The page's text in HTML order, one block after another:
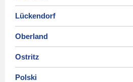
Lückendorf
Oberland
Ostritz
Polski